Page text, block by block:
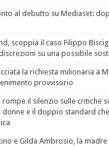
al debutto su Mediaset:
scoppia il caso Filippo
su una possibile
la richiesta milionaria a
provvisorio
rompe il silenzio sulle critiche
donne e il doppio standard
e Gilda Ambrosio, la